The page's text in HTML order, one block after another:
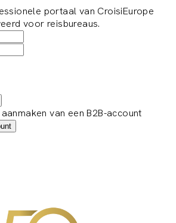
portaal van CroisiEurope
voor reisbureaus.
van een B2B-account